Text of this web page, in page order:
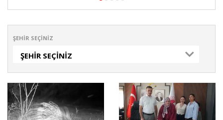
ŞEHIR SEÇINIZ
ŞEHIR SEÇINIZ